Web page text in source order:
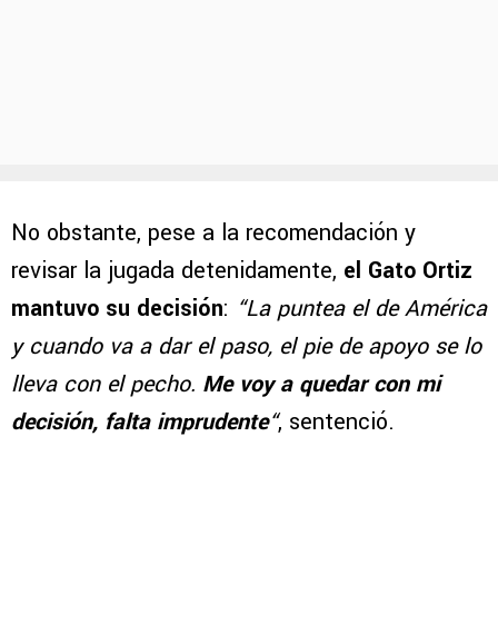
No obstante, pese a la recomendación y
revisar la jugada detenidamente, el Gato Ortiz
mantuvo su decisión: “La puntea el de América
y cuando va a dar el paso, el pie de apoyo se lo
lleva con el pecho. Me voy a quedar con mi
decisión, falta imprudente“, sentenció.